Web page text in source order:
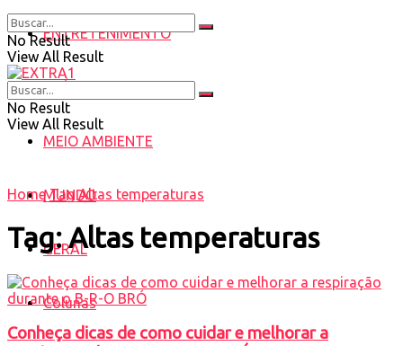
ENTRETENIMENTO
SAÚDE
MEIO AMBIENTE
MUNDO
GERAL
Colunas
No Result
View All Result
No Result
View All Result
Home Tag Altas temperaturas
Tag:Altas temperaturas
Conheça dicas de como cuidar e melhorar a